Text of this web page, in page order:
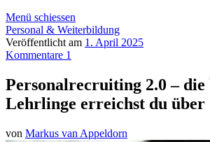
Menü schiessen
Personal & Weiterbildung
Veröffentlicht am 1. April 2025
Kommentare 1
Personalrecruiting 2.0 – die
Lehrlinge erreichst du über
von Markus van Appeldorn